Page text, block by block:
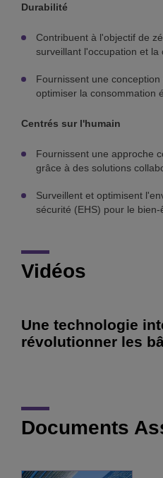
Durabilité
Contribuent à l'objectif de
surveillant l'occupation et
Fournissent une
optimiser la consommation
Centrés sur l'humain
Fournissent une approche
grâce à des solutions
Surveillent et optimisent
sécurité (EHS) pour le bien-
Vidéos
Une technologie
révolutionner les
Documents